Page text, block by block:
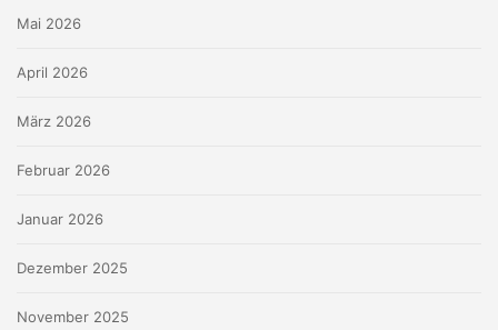
Mai 2026
April 2026
März 2026
Februar 2026
Januar 2026
Dezember 2025
November 2025